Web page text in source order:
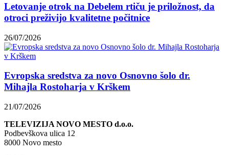
Letovanje otrok na Debelem rtiču je priložnost, da
otroci preživijo kvalitetne počitnice
26/07/2026
Evropska sredstva za novo Osnovno šolo dr.
Mihajla Rostoharja v Krškem
21/07/2026
TELEVIZIJA NOVO MESTO d.o.o.
Podbevškova ulica 12
8000 Novo mesto